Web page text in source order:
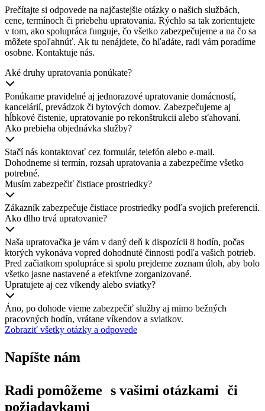
Prečítajte si odpovede na najčastejšie otázky o našich službách,
cene, termínoch či priebehu upratovania. Rýchlo sa tak zorientujete
v tom, ako spolupráca funguje, čo všetko zabezpečujeme a na čo sa
môžete spoľahnúť. Ak tu nenájdete, čo hľadáte, radi vám poradíme
osobne. Kontaktuje nás.
Aké druhy upratovania ponúkate?
Ponúkame pravidelné aj jednorazové upratovanie domácností,
kancelárií, prevádzok či bytových domov. Zabezpečujeme aj
hĺbkové čistenie, upratovanie po rekonštrukcii alebo sťahovaní.
Ako prebieha objednávka služby?
Stačí nás kontaktovať cez formulár, telefón alebo e-mail.
Dohodneme si termín, rozsah upratovania a zabezpečíme všetko
potrebné.
Musím zabezpečiť čistiace prostriedky?
Zákazník zabezpečuje čistiace prostriedky podľa svojich preferencií.
Ako dlho trvá upratovanie?
Naša upratovačka je vám v daný deň k dispozícii 8 hodín, počas
ktorých vykonáva vopred dohodnuté činnosti podľa vašich potrieb.
Pred začiatkom spolupráce si spolu prejdeme zoznam úloh, aby bolo
všetko jasne nastavené a efektívne zorganizované.
Upratujete aj cez víkendy alebo sviatky?
Áno, po dohode vieme zabezpečiť služby aj mimo bežných
pracovných hodín, vrátane víkendov a sviatkov.
Zobraziť všetky otázky a odpovede
Napíšte nám
Radi pomôžeme s vašimi otázkami či
požiadavkami